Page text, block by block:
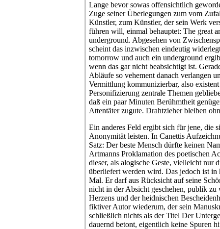
Lange bevor sowas offensichtlich
Zuge seiner Überlegungen zum vom
Künstler, zum Künstler, der sein Werk
führen will, einmal behauptet: The great
underground. Abgesehen von
scheint das inzwischen eindeutig
tomorrow und auch ein underground
wenn das gar nicht beabsichtigt ist.
Abläufe so vehement danach verlangen
Vermittlung kommunizierbar, also
Personifizierung zentrale Themen
daß ein paar Minuten Berühmtheit
Attentäter zugute. Drahtzieher bleiben
Ein anderes Feld ergibt sich für jene, die
Anonymität leisten. In Canettis
Satz: Der beste Mensch dürfte keinen
Artmanns Proklamation des poetischen
dieser, als alogische Geste, vielleicht
überliefert werden wird. Das jedoch ist in
Mal. Er darf aus Rücksicht auf seine
nicht in der Absicht geschehen, publik zu
Herzens und der heidnischen
fiktiver Autor wiederum, der sein
schließlich nichts als der Titel Der
dauernd betont, eigentlich keine Spuren